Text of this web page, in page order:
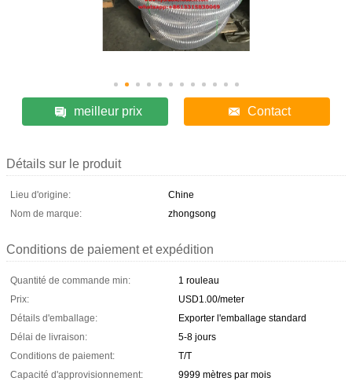
meilleur prix Contact
Détails sur le produit
Lieu d'origine:
Chine
Nom de marque:
zhongsong
Conditions de paiement et expédition
Quantité de commande min:
1 rouleau
Prix:
USD1.00/meter
Détails d'emballage:
Exporter l'emballage standard
Délai de livraison:
5-8 jours
Conditions de paiement:
T/T
Capacité d'approvisionnement:
9999 mètres par mois